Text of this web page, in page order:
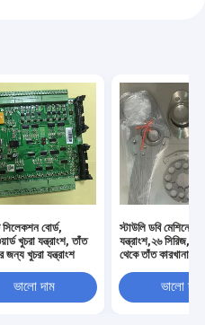
বোর্ড,
খুচরা যন্ত্রাংশ, তাঁত
জন্য খুচরা যন্ত্রাংশ
ভালো দাম
স্টাউলি ডবি মেশিনের
যন্ত্রাংশ,২৬
থেকে তাঁত কারখানার
ভালো দাম